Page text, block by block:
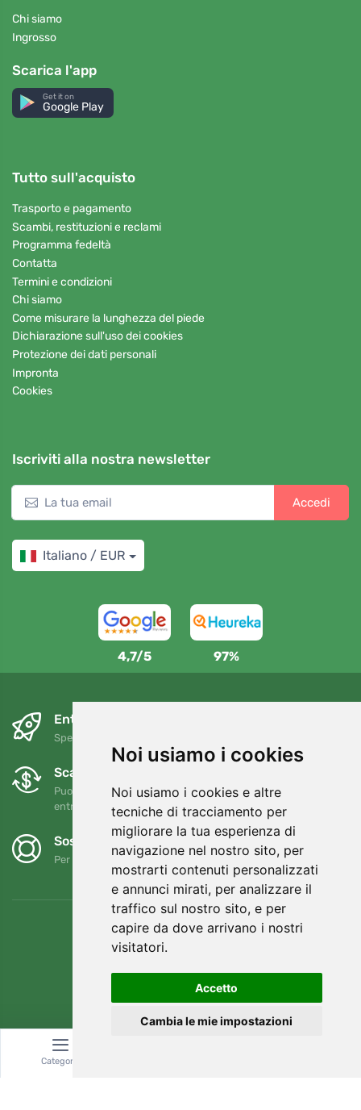
Noi usiamo i cookies
Noi usiamo i cookies e altre
tecniche di tracciamento per
migliorare la tua esperienza di
navigazione nel nostro sito, per
mostrarti contenuti personalizzati
e annunci mirati, per analizzare il
traffico sul nostro sito, e per
capire da dove arrivano i nostri
visitatori.
Accetto
Cambia le mie impostazioni
Chi siamo
Ingrosso
Scarica l'app
Get it on
Google Play
Tutto sull'acquisto
Trasporto e pagamento
Scambi, restituzioni e reclami
Programma fedeltà
Contatta
Termini e condizioni
Chi siamo
Come misurare la lunghezza del piede
Dichiarazione sull'uso dei cookies
Protezione dei dati personali
Impronta
Cookies
Iscriviti alla nostra newsletter
Accedi
Italiano / EUR
4,7/5 97%
Entro il giorno successivo e gratuitamente
Spedizione gratuita per ordini superiori a 80 EUR
Scambi e resi gratuiti
Puoi restituire o cambiare il tuo ordine in qualsiasi momento
entro 90 giorni
Sosteniamo Trees.org
Per ogni ordine piantiamo un albero! Leggi di piùChi siamo
Categoria